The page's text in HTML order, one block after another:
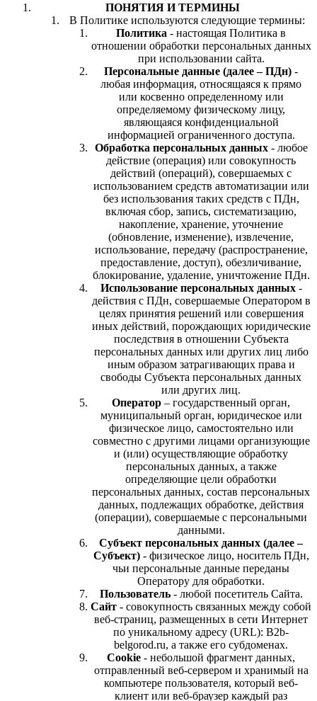
ПОНЯТИЯ И ТЕРМИНЫ
В Политике используются следующие термины:
Политика - настоящая Политика в
отношении обработки персональных данных
при использовании сайта.
Персональные данные (далее – ПДн) -
любая информация, относящаяся к прямо
или косвенно определенному или
определяемому физическому лицу,
являющаяся конфиденциальной
информацией ограниченного доступа.
Обработка персональных данных- любое
действие (операция) или совокупность
действий (операций), совершаемых с
использованием средств автоматизации или
без использования таких средств с ПДн,
включая сбор, запись, систематизацию,
накопление, хранение, уточнение
(обновление, изменение), извлечение,
использование, передачу (распространение,
предоставление, доступ), обезличивание,
блокирование, удаление, уничтожение ПДн.
Использование персональных данных-
действия с ПДн, совершаемые Оператором в
целях принятия решений или совершения
иных действий, порождающих юридические
последствия в отношении Субъекта
персональных данных или других лиц либо
иным образом затрагивающих права и
свободы Субъекта персональных данных
или других лиц.
Оператор – государственный орган,
муниципальный орган, юридическое или
физическое лицо, самостоятельно или
совместно с другими лицами организующие
и (или) осуществляющие обработку
персональных данных, а также
определяющие цели обработки
персональных данных, состав персональных
данных, подлежащих обработке, действия
(операции), совершаемые с персональными
данными.
Субъект персональных данных (далее –
Субъект) - физическое лицо, носитель ПДн,
чьи персональные данные переданы
Оператору для обработки.
Пользователь- любой посетитель Сайта.
Сайт - совокупность связанных между собой
веб-страниц, размещенных в сети Интернет
по уникальному адресу (URL): B2b-
belgorod.ru, а также его субдоменах.
Cookie - небольшой фрагмент данных,
отправленный веб-сервером и хранимый на
компьютере пользователя, который веб-
клиент или веб-браузер каждый раз